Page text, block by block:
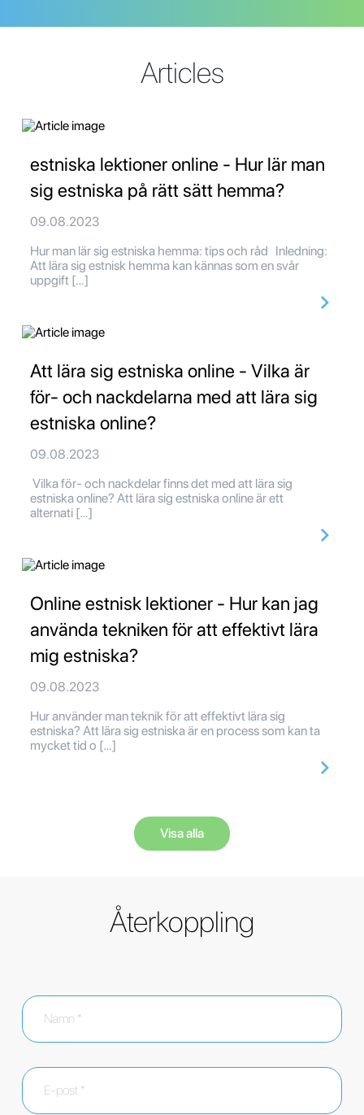
Articles
estniska lektioner online - Hur lär man
sig estniska på rätt sätt hemma?
09.08.2023
Hur man lär sig estniska hemma: tips och råd Inledning:
Att lära sig estnisk hemma kan kännas som en svår
uppgift […]
Att lära sig estniska online - Vilka är
för- och nackdelarna med att lära sig
estniska online?
09.08.2023
Vilka för- och nackdelar finns det med att lära sig
estniska online? Att lära sig estniska online är ett
alternati […]
Online estnisk lektioner - Hur kan jag
använda tekniken för att effektivt lära
mig estniska?
09.08.2023
Hur använder man teknik för att effektivt lära sig
estniska? Att lära sig estniska är en process som kan ta
mycket tid o […]
Visa alla
Återkoppling